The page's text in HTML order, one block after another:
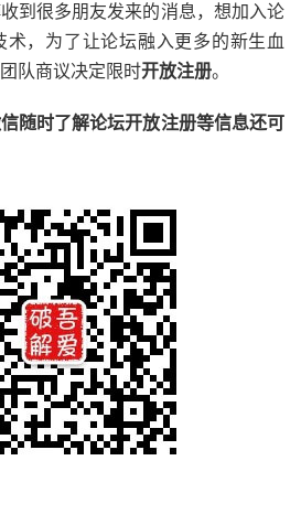
到很多朋友发来的消息，想加入论
术，为了让论坛融入更多的新生血
队商议决定限时开放注册。
随时了解论坛开放注册等信息还可